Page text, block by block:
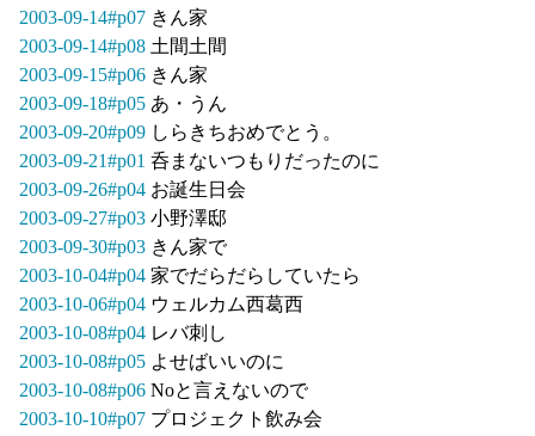
2003-09-14#p07 きん家
2003-09-14#p08 土間土間
2003-09-15#p06 きん家
2003-09-18#p05 あ・うん
2003-09-20#p09 しらきちおめでとう。
2003-09-21#p01 呑まないつもりだったのに
2003-09-26#p04 お誕生日会
2003-09-27#p03 小野澤邸
2003-09-30#p03 きん家で
2003-10-04#p04 家でだらだらしていたら
2003-10-06#p04 ウェルカム西葛西
2003-10-08#p04 レバ刺し
2003-10-08#p05 よせばいいのに
2003-10-08#p06 Noと言えないので
2003-10-10#p07 プロジェクト飲み会